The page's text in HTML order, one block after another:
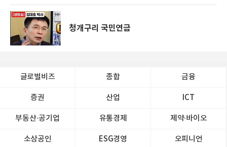
청개구리 국민연금
글로벌비즈 종합 금융
증권 산업 ICT
부동산·공기업 유통경제 제약∙바이오
소상공인 ESG경영 오피니언